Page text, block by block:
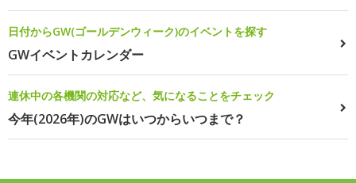
日付からGW(ゴールデンウィーク)のイベントを探す
GWイベントカレンダー
連休中の各機関の対応など、気になることをチェック
今年(2026年)のGWはいつからいつまで？